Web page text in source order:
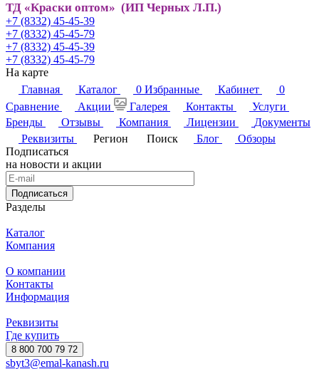
ТД «Краски оптом» (ИП Черных Л.П.)
+7 (8332) 45-45-39
+7 (8332) 45-45-79
+7 (8332) 45-45-39
+7 (8332) 45-45-79
На карте
Главная
Каталог 0 Избранные Кабинет
0
Сравнение
Акции Галерея Контакты
Услуги
Бренды
Отзывы Компания Лицензии
Документы
Реквизиты
Регион Поиск Блог
Обзоры
Подписаться
на новости и акции
Подписаться
Разделы
Каталог
Компания
О компании
Контакты
Информация
Реквизиты
Где купить
8 800 700 79 72
sbyt3@emal-kanash.ru